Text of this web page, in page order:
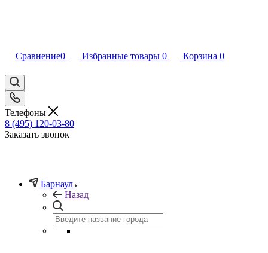
Сравнение0 Избранные товары 0 Корзина 0
Телефоны
8 (495) 120-03-80
Заказать звонок
Барнаул
Назад